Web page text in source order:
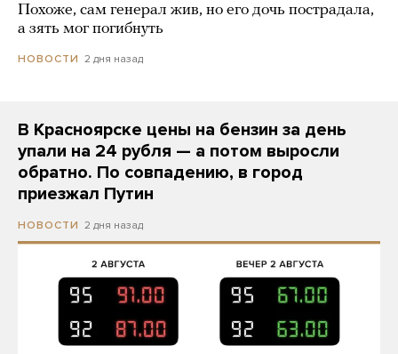
Похоже, сам генерал жив, но его дочь пострадала,
а зять мог погибнуть
НОВОСТИ 2 дня назад
В Красноярске цены на бензин за день
упали на 24 рубля — а потом выросли
обратно. По совпадению, в город
приезжал Путин
НОВОСТИ 2 дня назад